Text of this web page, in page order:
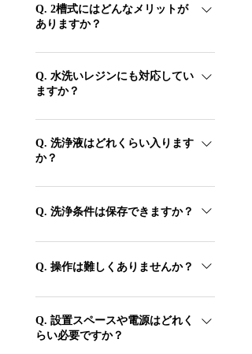
後処理の待ち時間を短縮し、ワークフロー
全体を効率化します。
Q. 2槽式にはどんなメリットが
ありますか？
1槽目で予洗い、2槽目をきれいな洗浄液で
仕上げる2段階洗浄ができ、洗浄液を無駄
なく使い切れます。 また、性質の違うレ
Q. 水洗いレジンにも対応してい
ますか？
はい。水洗い対応レジンであれば水道水で
洗浄できます。アルコール洗浄の負担や臭
いを軽減でき、作業環境の改善にもつなが
Q. 洗浄液はどれくらい入ります
か？
1槽あたり最大7Lの大容量です。IPA
99%・アルコール95%に対応し、たっぷり
Q. 洗浄条件は保存できますか？
最大200件の洗浄プロファイルを保存でき
ます。レジンや用途ごとに最適な条件をワ
Q. 操作は難しくありませんか？
5インチのタッチスクリーンで、設定も確
認も直感的に行えます。保存したプロファ
イルを呼び出すだけで、初めての方でも簡
Q. 設置スペースや電源はどれく
らい必要ですか？